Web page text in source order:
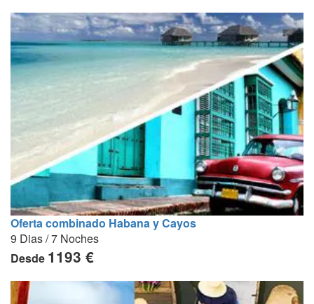
Oferta combinado Habana y Cayos
9 Dias / 7 Noches
Desde 1193 €